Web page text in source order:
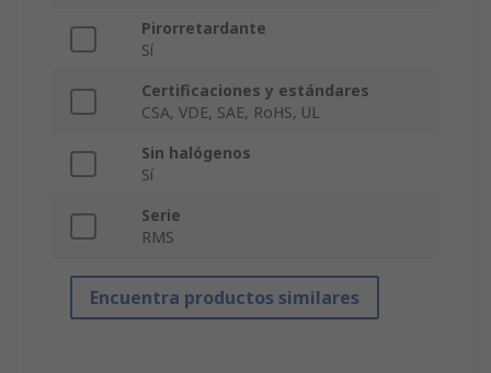
Pirorretardante
Sí
Certificaciones y estándares
CSA, VDE, SAE, RoHS, UL
Sin halógenos
Sí
Serie
RMS
Encuentra productos similares